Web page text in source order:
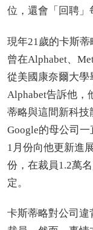
位，還會「回聘」
現年21歲的卡斯
曾在Alphabet、
從美國康奈爾大學
Alphabet告訴他，
蒂略與這間新科技
Google的母公司
1月份向他更新進
份，在裁員1.2萬
定。
卡斯蒂略對公司